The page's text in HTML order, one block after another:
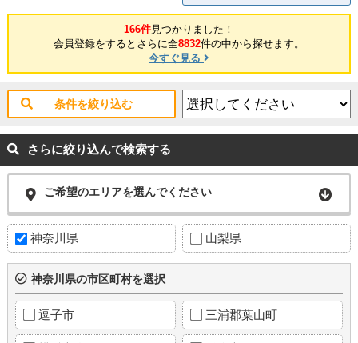
166件見つかりました！
会員登録をするとさらに全8832件の中から探せます。
今すぐ見る
条件を絞り込む
さらに絞り込んで検索する
ご希望のエリアを選んでください
神奈川県 山梨県
神奈川県の市区町村を選択
逗子市 三浦郡葉山町